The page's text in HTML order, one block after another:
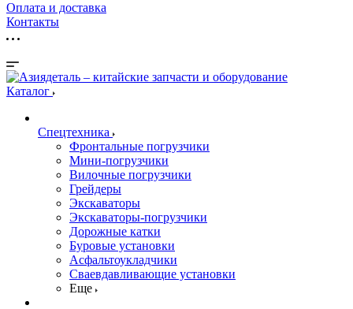
Оплата и доставка
Контакты
Каталог
Спецтехника
Фронтальные погрузчики
Мини-погрузчики
Вилочные погрузчики
Грейдеры
Экскаваторы
Экскаваторы-погрузчики
Дорожные катки
Буровые установки
Асфальтоукладчики
Сваевдавливающие установки
Еще